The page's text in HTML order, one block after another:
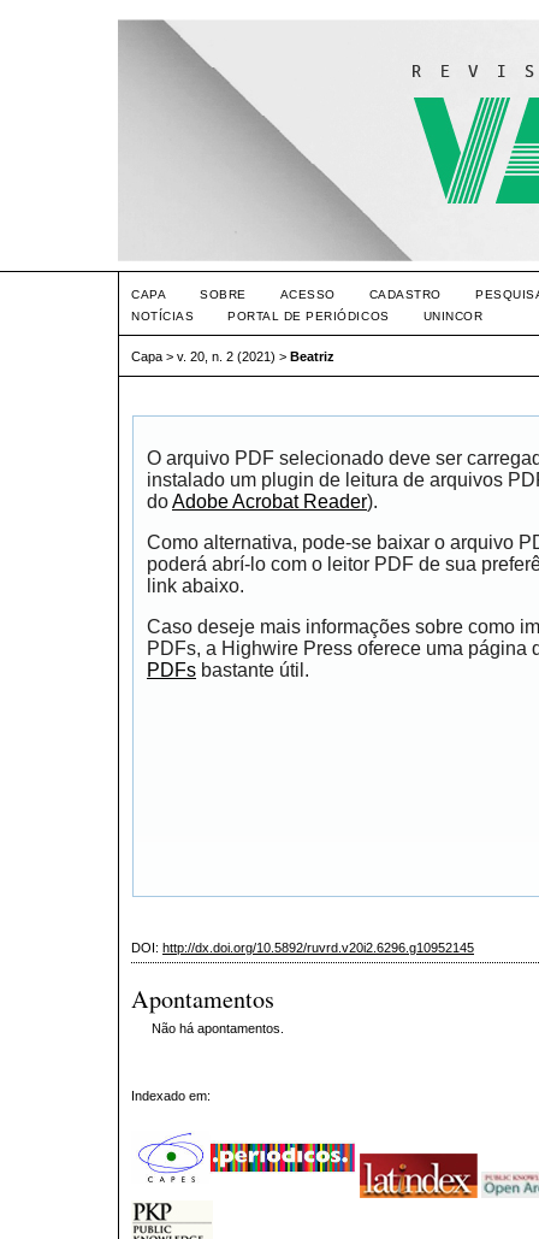
CAPA SOBRE ACESSO CADASTRO
NOTÍCIAS
PORTAL DE PERIÓDICOS UNINCOR
Capa > v. 20, n. 2 (2021) > Beatriz
O arquivo PDF selecionado deve ser
instalado um plugin de leitura de arquivos
doAdobe Acrobat Reader).
Como alternativa, pode-se baixar o arquivo
poderá abrí-lo com o leitor PDF de sua
link abaixo.
Caso deseje mais informações sobre como
PDFs, a Highwire Press oferece uma página
PDFs bastante útil.
DOI: http://dx.doi.org/10.5892/ruvrd.v20i2.6296.g10952145
Apontamentos
Não há apontamentos.
Indexado em: